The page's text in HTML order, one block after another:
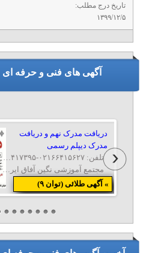
تاریخ درج مطلب:
۱۳۹۹/۱۲/۵
آگهی های فنی و حرفه ای
دریافت مدرک نهم و دریافت
مدرک دیپلم رسمی
مجتمع آموزشی نگین آفاق ایرانیان
» آگهی طلائی (توان ۹)
مجتمع آموزشی نگین آفاق ایرانیان